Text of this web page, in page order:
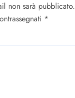
non sarà pubblicato.
*